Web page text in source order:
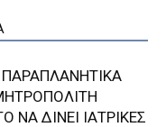
ΔΙΝΕΙ ΙΑΤΡΙΚΕΣ